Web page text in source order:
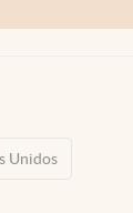
Unidos